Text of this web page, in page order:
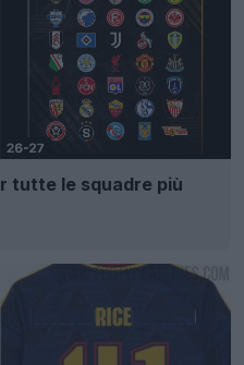
tutte le squadre più